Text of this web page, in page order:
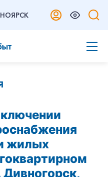
жилых
Дивногорск,